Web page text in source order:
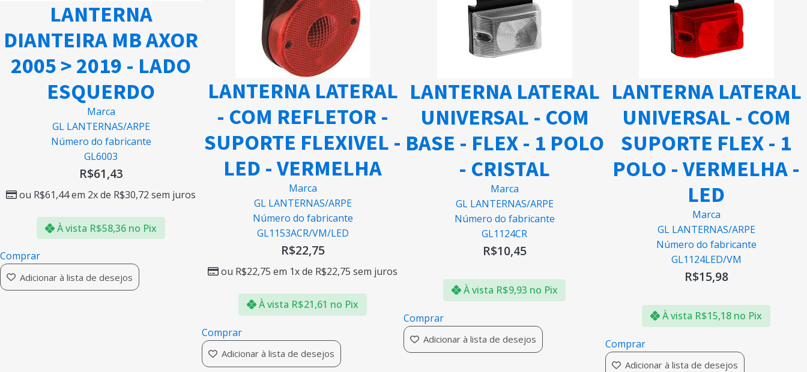
LANTERNA
DIANTEIRA MB AXOR
2005 > 2019 - LADO
ESQUERDO
Marca
GL LANTERNAS/ARPE
Número do fabricante
GL6003
R$61,43
ou R$61,44em 2x de R$30,72 sem juros
À vista R$58,36 no Pix
Comprar
Adicionar à lista de desejos
LANTERNA LATERAL
- COM REFLETOR -
SUPORTE FLEXIVEL -
LED - VERMELHA
Marca
GL LANTERNAS/ARPE
Número do fabricante
GL1153ACR/VM/LED
R$22,75
ou R$22,75 em 1x de R$22,75 sem juros
À vista R$21,61 no Pix
Comprar
Adicionar à lista de desejos
LANTERNA LATERAL
UNIVERSAL - COM
BASE - FLEX - 1 POLO
- CRISTAL
Marca
GL LANTERNAS/ARPE
Número do fabricante
GL1124CR
R$10,45
À vista R$9,93 no Pix
Comprar
Adicionar à lista de desejos
LANTERNA LATERAL
UNIVERSAL - COM
SUPORTE FLEX - 1
POLO - VERMELHA -
LED
Marca
GL LANTERNAS/ARPE
Número do fabricante
GL1124LED/VM
R$15,98
À vista R$15,18 no Pix
Comprar
Adicionar à lista de desejos